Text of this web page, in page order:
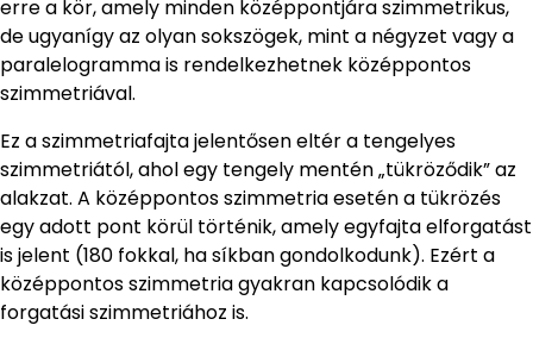
erre a kör, amely minden középpontjára szimmetrikus,
de ugyanígy az olyan sokszögek, mint a négyzet vagy a
paralelogramma is rendelkezhetnek középpontos
szimmetriával.
Ez a szimmetriafajta jelentősen eltér a tengelyes
szimmetriától, ahol egy tengely mentén „tükröződik” az
alakzat. A középpontos szimmetria esetén a tükrözés
egy adott pont körül történik, amely egyfajta elforgatást
is jelent (180 fokkal, ha síkban gondolkodunk). Ezért a
középpontos szimmetria gyakran kapcsolódik a
forgatási szimmetriához is.